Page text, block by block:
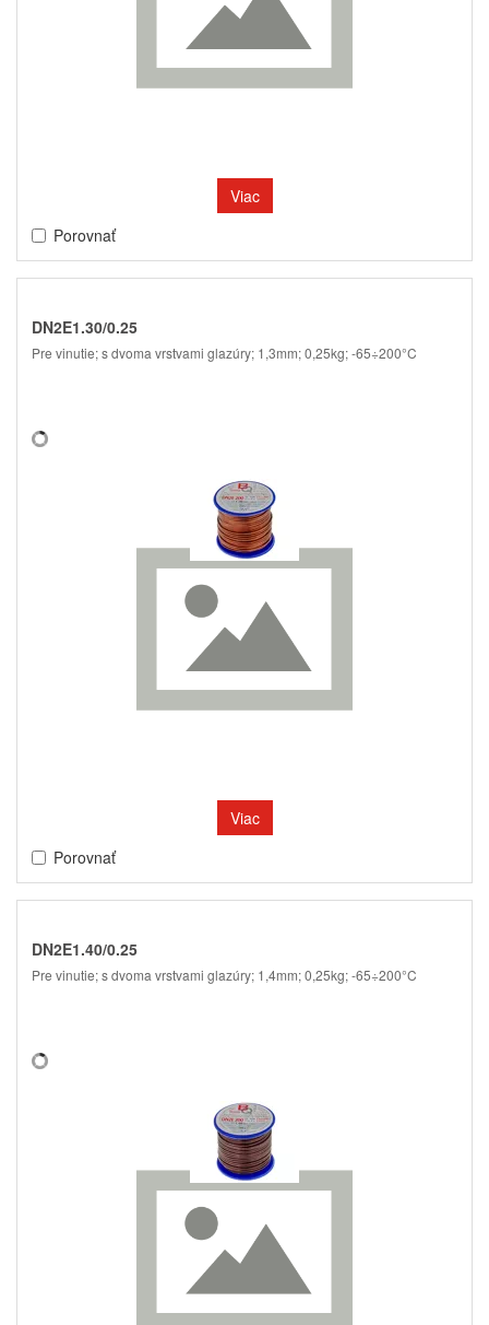
Viac
Porovnať
DN2E1.30/0.25
Pre vinutie; s dvoma vrstvami glazúry; 1,3mm; 0,25kg; -65÷200°C
Viac
Porovnať
DN2E1.40/0.25
Pre vinutie; s dvoma vrstvami glazúry; 1,4mm; 0,25kg; -65÷200°C